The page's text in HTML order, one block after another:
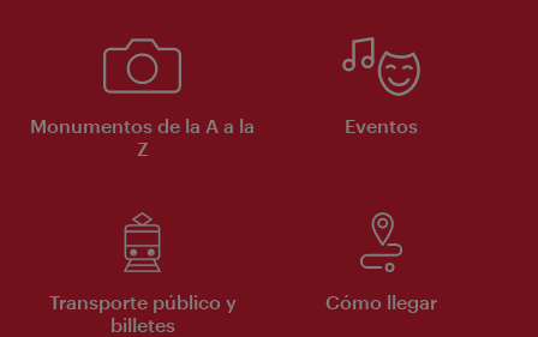
Monumentos de la A a la
Z
Eventos
Transporte público y
billetes
Cómo llegar